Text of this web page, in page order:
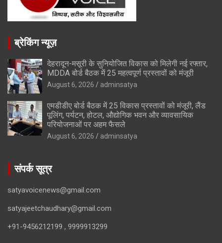
ब्रेकिंग न्यूज़
देहरादून-मसूरी के सुनियोजित विकास को मिलेगी नई रफ्तार,
MDDA बोर्ड बैठक में 25 महत्वपूर्ण प्रस्तावों को मंजूरी
August 6, 2026 adminsatya
एमडीडीए बोर्ड बैठक में 25 विकास प्रस्तावों को मंजूरी, लैंड
पूलिंग, पर्यटन, होटल, औद्योगिक भवन और व्यावसायिक
परियोजनाओं पर अहम फैसले
August 6, 2026 adminsatya
संपर्क सूत्र
satyavoicenews@gmail.com
satyajeetchaudhary@gmail.com
+91-9456212199 , 9999913299